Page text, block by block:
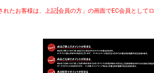
たお客様は、上記[会員の方」の画面でEC会員として